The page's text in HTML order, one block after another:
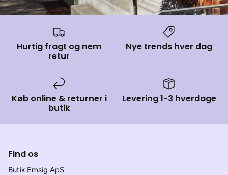
Hurtig fragt og nem
retur
Nye trends hver dag
Køb online & returner i
butik
Levering 1-3 hverdage
Find os
Butik Emsig ApS